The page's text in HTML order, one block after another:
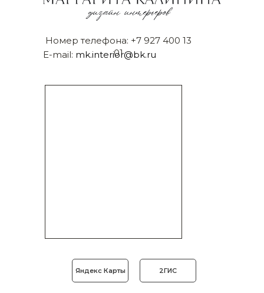
Номер телефона: +7 927 400 13
01
E-mail: mk.interior@bk.ru
Яндекс Карты 2ГИС